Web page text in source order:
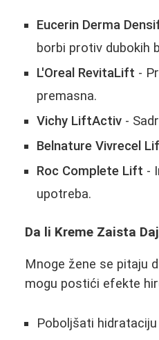
Eucerin Derma
borbi protiv dubokih
L'Oreal RevitaLift -
premasna.
Vichy LiftActiv -
Belnature Vivrecel
Roc Complete Lift -
upotreba.
Da li Kreme Zaista
Mnoge žene se pitaju
mogu postići efekte
Poboljšati